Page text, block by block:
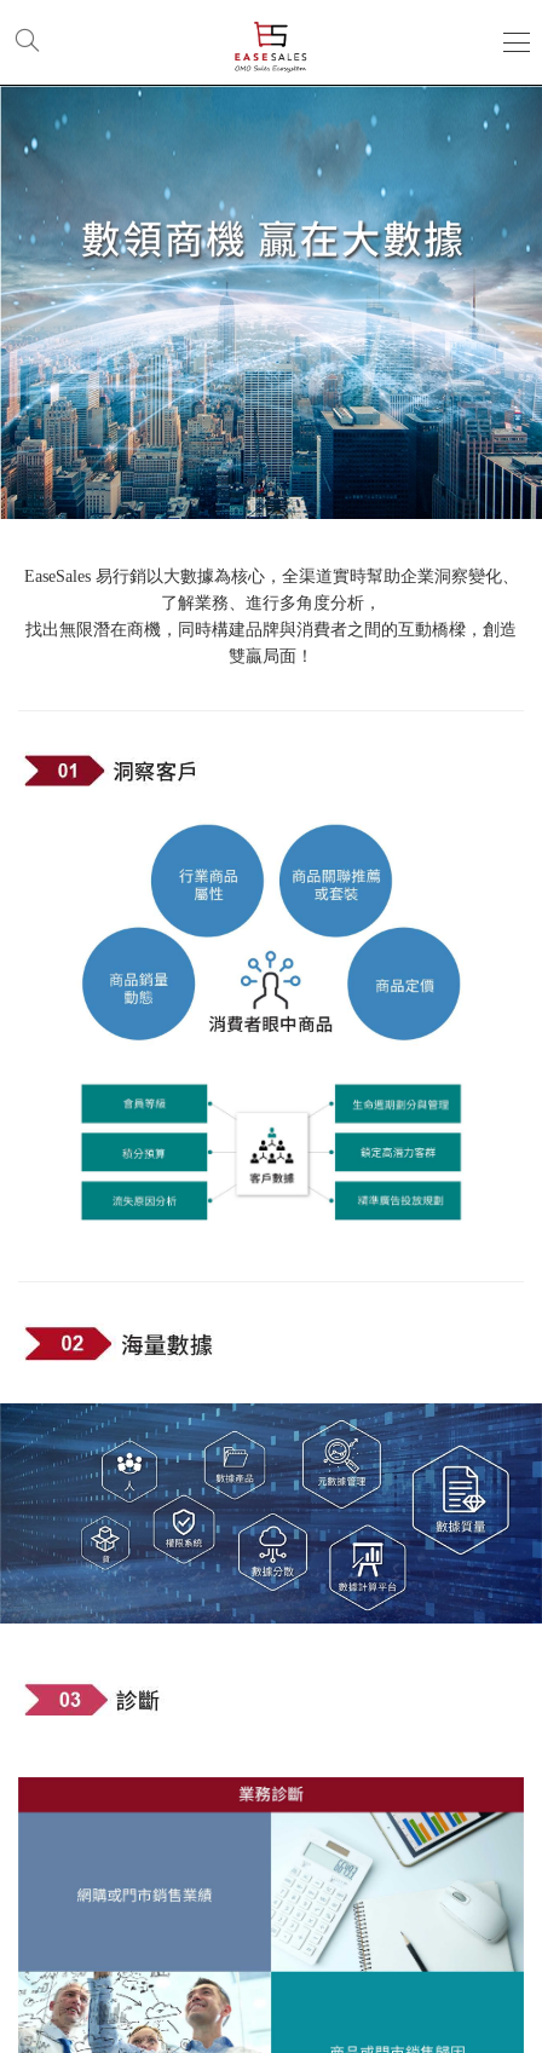
數
EaseSales 易行銷以大數據為核心，全渠道實時幫助企業洞察變化、
了解業務、進行多角度分析，
找出無限潛在商機，同時構建品牌與消費者之間的互動橋樑，創造
雙贏局面！